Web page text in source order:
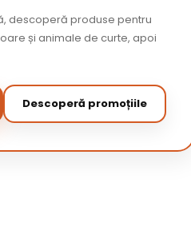
descoperă produse pentru
și animale de curte, apoi
Descoperă promoțiile